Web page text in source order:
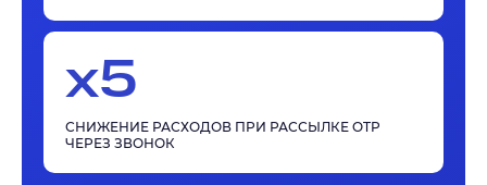
x5
СНИЖЕНИЕ РАСХОДОВ ПРИ РАССЫЛКЕ OTP
ЧЕРЕЗ ЗВОНОК